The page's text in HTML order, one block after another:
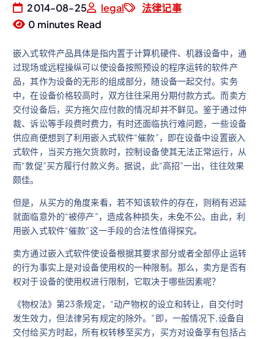
2014-08-25 legal
法律记事
0 minutes Read
嵌入式软件产品具体是指内置于计算机硬件、机器设备中，通
过现场或远程操纵可以使设备按照预设的程序运转的软件产
品，其作为设备的无形的组成部分，随设备一起交付。实务
中，在设备价格较高时，双方往往采用分期付款方式。而卖方
交付设备后，买方拖欠应付款的情况却并不鲜见。鉴于通过仲
裁、诉讼等手段费时费力，有时还面临执行难问题，一些设备
供应商便想到了利用嵌入式软件“催款”，即在设备中设置嵌入
式软件，当买方拖欠货款时，控制设备使其无法正常运行，从
而“敦促”买方履行付款义务。据说，此“高招”一出，往往效果
颇佳。
但是，从买方的角度来看，若不知该软件的存在，则稍有迟延
就面临意外的“被停产”，造成各种损失，未免不公。由此，利
用嵌入式软件“催款”这一手段的合法性值得探究。
卖方通过嵌入式软件使设备根据其要求部分或者全部停止运转
的行为事实上是对设备使用权的一种限制。那么，卖方是否有
权对于设备的使用权进行限制，它取决于哪些因素呢？
《物权法》第23条规定，“动产物权的设立和转让，自交付时
发生效力，但法律另有规定的除外。”即，一般情况下,设备自
交付给买方时起，所有权转移至买方，买方对设备享有包括占